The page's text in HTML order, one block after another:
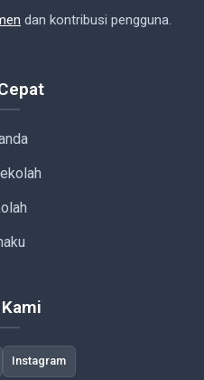
dan kontribusi pengguna.
Instagram